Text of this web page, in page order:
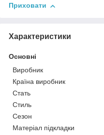
Приховати
Характеристики
Основні
Виробник
Країна виробник
Стать
Стиль
Сезон
Матеріал підкладки